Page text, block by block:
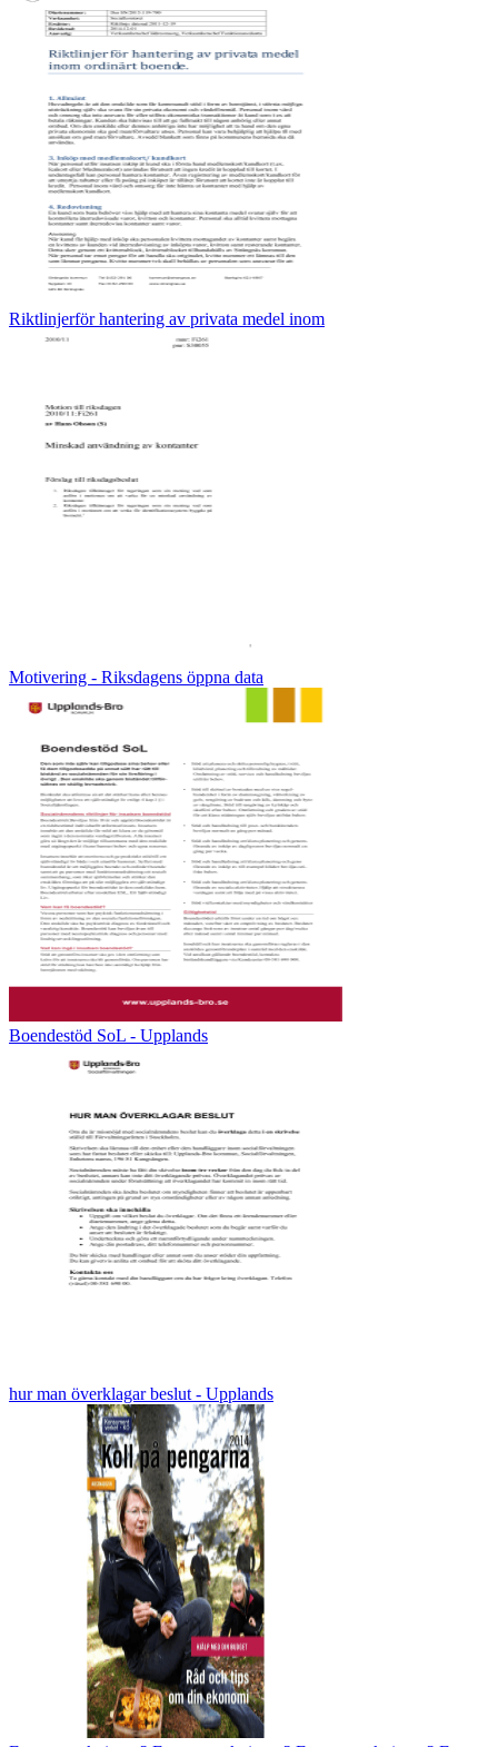
Riktlinjerför hantering av privata medel inom
Motivering - Riksdagens öppna data
Boendestöd SoL - Upplands
hur man överklagar beslut - Upplands